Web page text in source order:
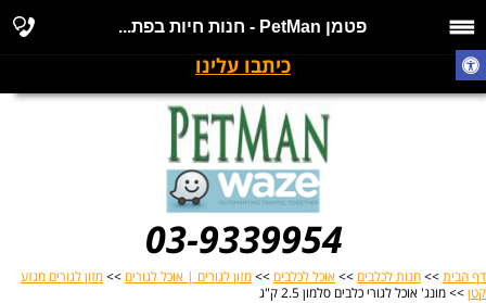
פטמן PetMan - חנות חיות בפת...
כיתבו עלינו
03-9339954
דף הבית >> חנות לכלבים >> אוכל לכלבים >> מזון לגורים | אוכל לגורים >> מזון לגורים מגזע
קטן >> מונג' אוכל לגורי כלבים סלמון 2.5 ק"ג